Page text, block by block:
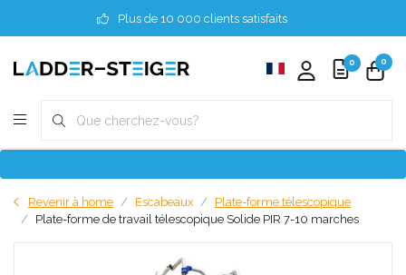
Plus de 10 000 clients satisfaits
0 0
Revenir à home Escabeaux
Plate-forme télescopique
Plate-forme de travail télescopique Solide PIR 7-10 marches